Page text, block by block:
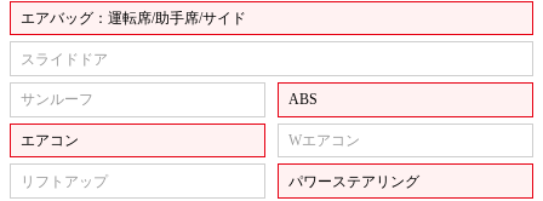
エアバッグ：運転席/助手席/サイド
スライドドア
サンルーフ ABS
エアコン Wエアコン
リフトアップ パワーステアリング